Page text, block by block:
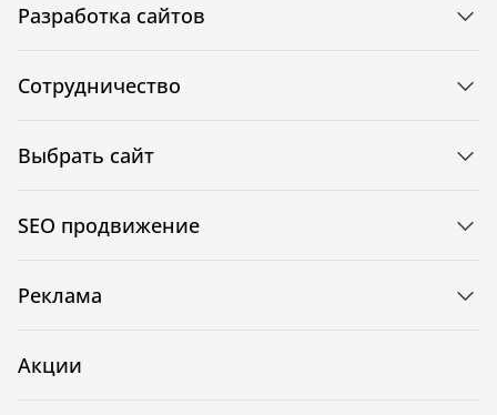
Разработка сайтов
Сотрудничество
Выбрать сайт
SEO продвижение
Реклама
Акции